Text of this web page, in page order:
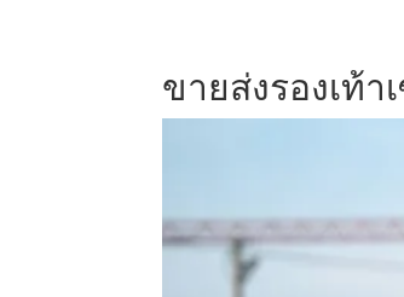
ขายส่งรองเท้า